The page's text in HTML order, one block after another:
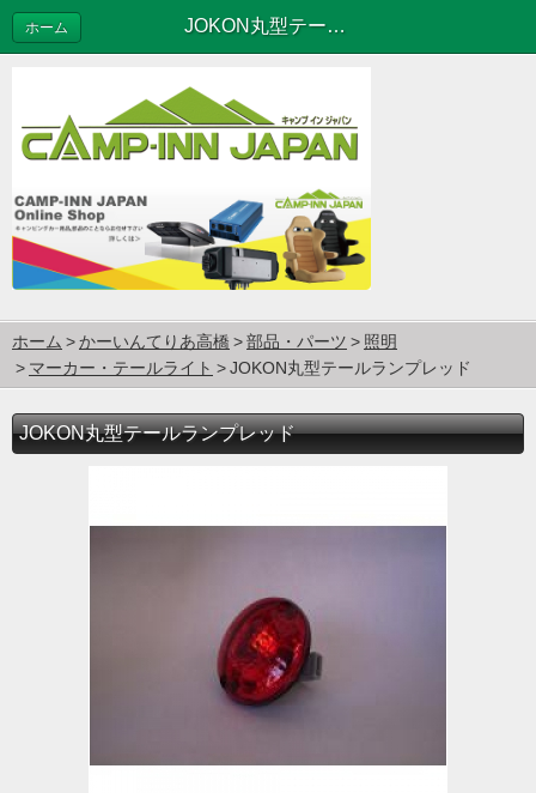
JOKON丸型テールランプレッド
ホーム
ホーム かーいんてりあ高橋 部品・パーツ
照明
マーカー・テールライト
JOKON丸型テールランプレッド
JOKON丸型テールランプレッド